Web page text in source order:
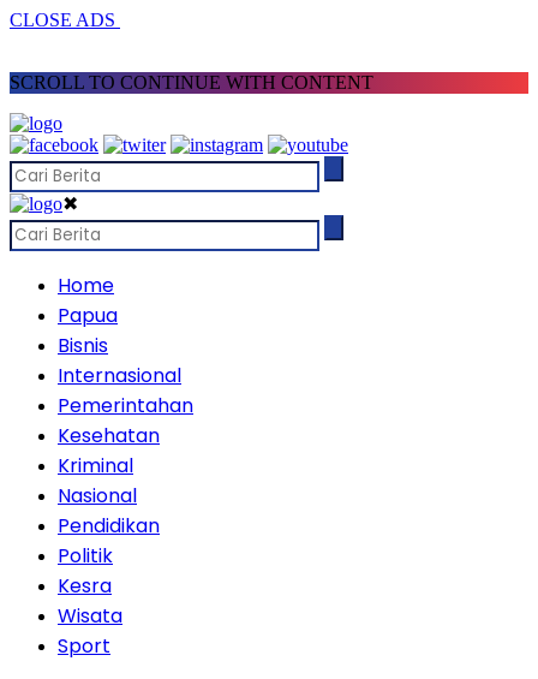
CLOSE ADS
SCROLL TO CONTINUE WITH CONTENT
✖
Home
Papua
Bisnis
Internasional
Pemerintahan
Kesehatan
Kriminal
Nasional
Pendidikan
Politik
Kesra
Wisata
Sport